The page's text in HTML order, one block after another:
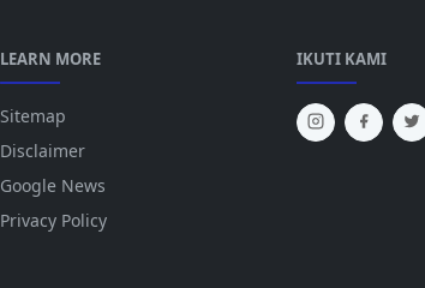
LEARN MORE
Sitemap
Disclaimer
Google News
Privacy Policy
IKUTI KAMI